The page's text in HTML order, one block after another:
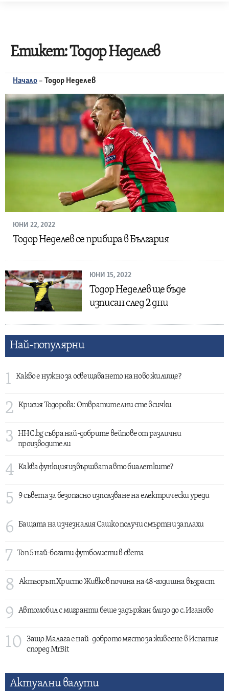
Етикет:Тодор Неделев
Начало – Тодор Неделев
ЮНИ 22, 2022
Тодор Неделев се прибира в България
ЮНИ 15, 2022
Тодор Неделев ще бъде
изписан след 2 дни
Най-популярни
1 Какво е нужно за освещаването на ново жилище?
2 Крисия Тодорова: Отвратителни сте всички
3
HHC.bg събра най-добрите вейпове от различни
производители
4 Каква функция извършват авто биалетките?
5 9 съвета за безопасно използване на електрически уреди
6 Бащата на изчезналия Сашко получи смъртни заплахи
7 Топ 5 най-богати футболисти в света
8 Актьорът Христо Живков почина на 48-годишна възраст
9 Автомобил с мигранти беше задържан близо до с. Иганово
10
Защо Малага е най- доброто място за живеене в Испания
според MrBit
Актуални валути